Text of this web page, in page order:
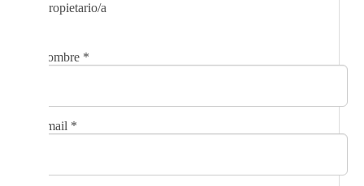
Propietario/a
Nombre *
Email *